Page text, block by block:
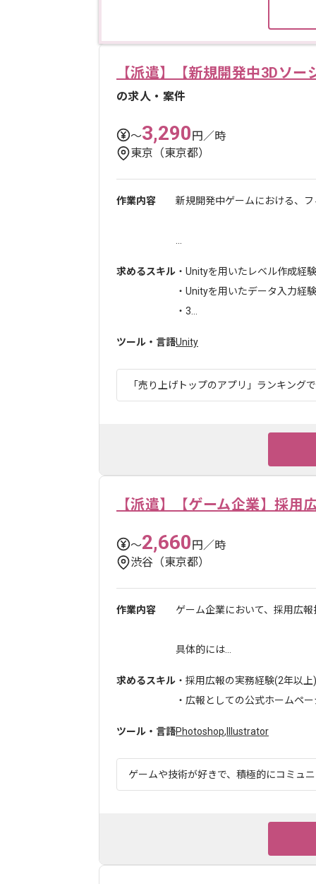
【派遣】【新規開発中3Dソ
の求人・案件
〜3,290円／時
東京（東京都）
作業内容 新規開発中ゲームにおける、
求めるスキル ・Unityを用いたレベル作成経験
・Unityを用いたデータ入力経験
・3...
ツール・言語Unity
「売り上げトップのアプリ」ランキング
【派遣】【ゲーム企業】採用
〜2,660円／時
渋谷（東京都）
作業内容 ゲーム企業において、採用広
具体的には...
求めるスキル ・採用広報の実務経験(2年以上)
・広報としての公式ホームペ
ツール・言語Photoshop, Illustrator
ゲームや技術が好きで、積極的にコミュ